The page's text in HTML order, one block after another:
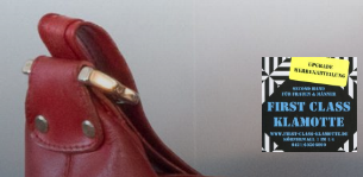
Inhalt
springen